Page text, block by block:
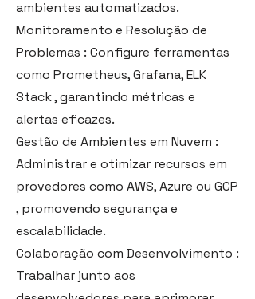
ambientes automatizados.
Monitoramento e Resolução de
Problemas : Configure ferramentas
como Prometheus, Grafana, ELK
Stack , garantindo métricas e
alertas eficazes.
Gestão de Ambientes em Nuvem :
Administrar e otimizar recursos em
provedores como AWS, Azure ou GCP
, promovendo segurança e
escalabilidade.
Colaboração com Desenvolvimento :
Trabalhar junto aos